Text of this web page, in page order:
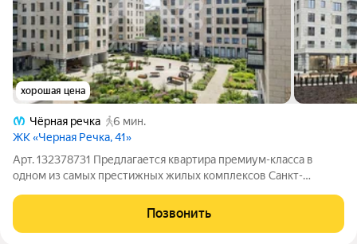
хорошая цена
Чёрная речка
6 мин.
ЖК «Черная Речка, 41»
Арт. 132378731 Предлагается квартира премиум-класса в
одном из самых престижных жилых комплексов Санкт-
известного застройщика "Legenda". О квартире: Квартира
расположена на 3 этаже. Планировка
Позвонить